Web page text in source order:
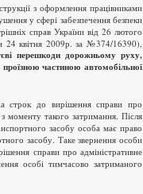
з оформлення працівниками
у сфері забезпечення безпеки
справ України від 26 лютого
24 квітня 2009р. за №374/16390),
перешкоди дорожньому руху,
частиною автомобільної
строк до вирішення справи про
моменту такого затримання. Після
засобу особа має право
засобу. Таке звернення особи
справи про адміністративне
особі тимчасово затриманого